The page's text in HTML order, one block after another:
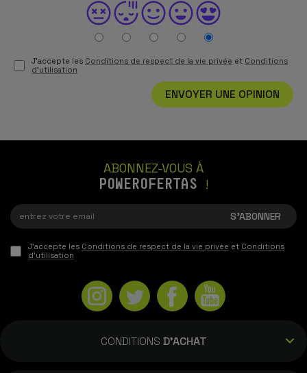
J'accepte les Conditions de respect de la vie privée et Conditions
d'utilisation
ENVOYER UNE OPINION
ABONNEZ-VOUS À
POWEROFERTAS !
J'accepte les Conditions de respect de la vie privée et Conditions
d'utilisation
CONDITIONS D'ACHAT